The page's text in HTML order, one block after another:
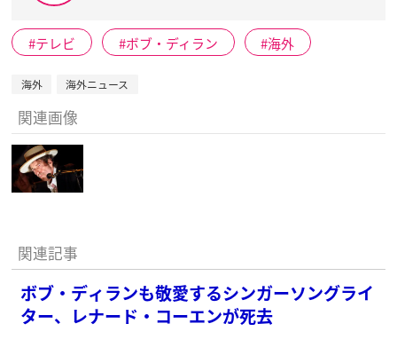
テレビ ボブ・ディラン 海外
海外 海外ニュース
関連画像
関連記事
ボブ・ディランも敬愛するシンガーソングライ
ター、レナード・コーエンが死去